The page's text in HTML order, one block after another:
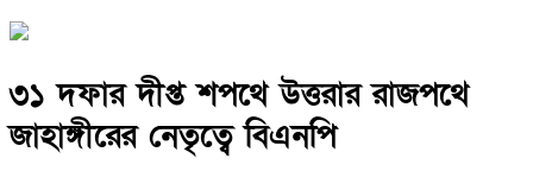
৩১ দফার দীপ্ত শপথে উত্তরার রাজপথে
জাহাঙ্গীরের নেতৃত্বে বিএনপি